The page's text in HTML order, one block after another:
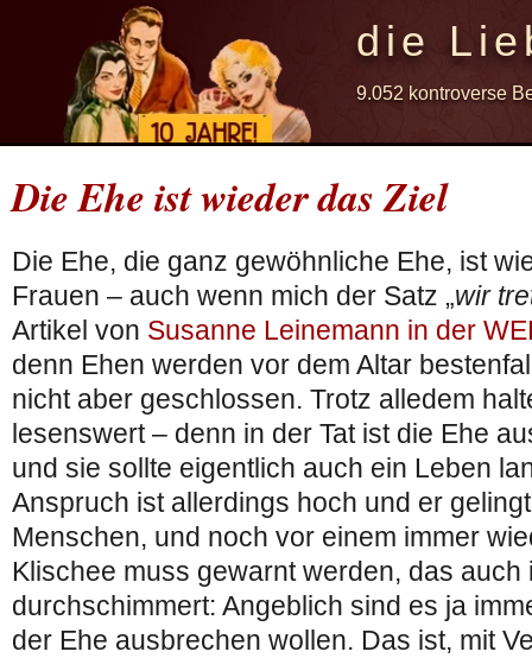
die
9.052 kontroverse
Die Ehe ist wieder das Ziel
Die Ehe, die ganz gewöhnliche Ehe, ist
Frauen – auch wenn mich der Satz „wir
Artikel von Susanne Leinemann in der
denn Ehen werden vor dem Altar
nicht aber geschlossen. Trotz alledem
lesenswert – denn in der Tat ist die Ehe
und sie sollte eigentlich auch ein Leben
Anspruch ist allerdings hoch und er
Menschen, und noch vor einem immer
Klischee muss gewarnt werden, das auch
durchschimmert: Angeblich sind es ja
der Ehe ausbrechen wollen. Das ist, mit